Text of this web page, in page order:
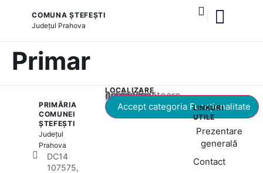
COMUNA ȘTEFEȘTI
Județul Prahova
Primar
PRIMĂRIA
COMUNEI
ȘTEFEȘTI
Județul
Prahova
DC14
107575,
LOCALIZARE
Acest conținut este blocat până când acceptați categoria corespunzătoare de cookie-uri.
Accept categoria Funcționalitate
LINKURI
UTILE
Prezentare
generală
Contact